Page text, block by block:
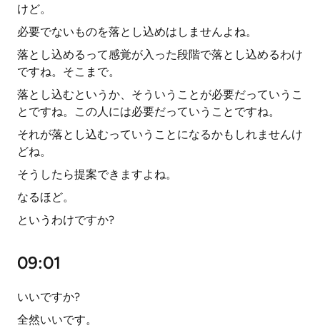
けど。
必要でないものを落とし込めはしませんよね。
落とし込めるって感覚が入った段階で落とし込めるわけ
ですね。そこまで。
落とし込むというか、そういうことが必要だっていうこ
とですね。この人には必要だっていうことですね。
それが落とし込むっていうことになるかもしれませんけ
どね。
そうしたら提案できますよね。
なるほど。
というわけですか?
09:01
いいですか?
全然いいです。